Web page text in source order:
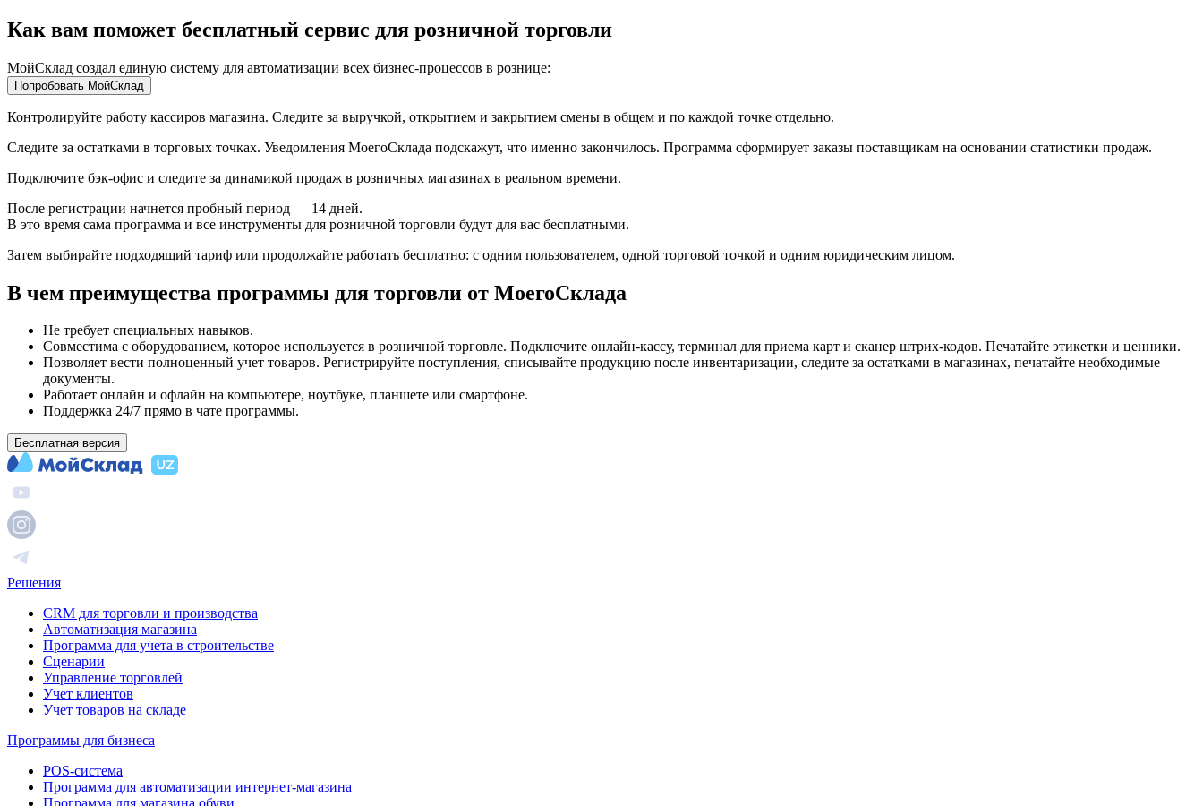
Как вам поможет бесплатный сервис для розничной торговли
МойСклад создал единую систему для автоматизации всех бизнес-процессов в рознице:
Попробовать МойСклад
Контролируйте работу кассиров магазина. Следите за выручкой, открытием и закрытием смены в общем и по каждой точке отдельно.
Следите за остатками в торговых точках. Уведомления МоегоСклада подскажут, что именно закончилось. Программа сформирует заказы поставщикам на основании статистики продаж.
Подключите бэк-офис и следите за динамикой продаж в розничных магазинах в реальном времени.
После регистрации начнется пробный период — 14 дней.
В это время сама программа и все инструменты для розничной торговли будут для вас бесплатными.
Затем выбирайте подходящий тариф или продолжайте работать бесплатно: с одним пользователем, одной торговой точкой и одним юридическим лицом.
В чем преимущества программы для торговли от МоегоСклада
Не требует специальных навыков.
Совместима с оборудованием, которое используется в розничной торговле. Подключите онлайн-кассу, терминал для приема карт и сканер штрих-кодов. Печатайте этикетки и ценники.
Позволяет вести полноценный учет товаров. Регистрируйте поступления, списывайте продукцию после инвентаризации, следите за остатками в магазинах, печатайте необходимые
документы.
Работает онлайн и офлайн на компьютере, ноутбуке, планшете или смартфоне.
Поддержка 24/7 прямо в чате программы.
Бесплатная версия
Решения
CRM для торговли и производства
Автоматизация магазина
Программа для учета в строительстве
Сценарии
Управление торговлей
Учет клиентов
Учет товаров на складе
Программы для бизнеса
POS-система
Программа для автоматизации интернет-магазина